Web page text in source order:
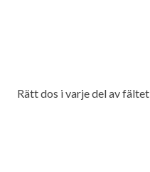
Rätt dos i varje del av fältet